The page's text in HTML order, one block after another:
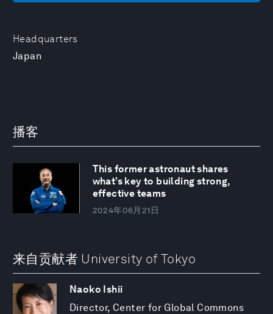
Headquarters
Japan
播客
This former astronaut shares
what’s key to building strong,
effective teams
2024年06月21日
来自贡献者 University of Tokyo
Naoko Ishii
Director, Center for Global Commons